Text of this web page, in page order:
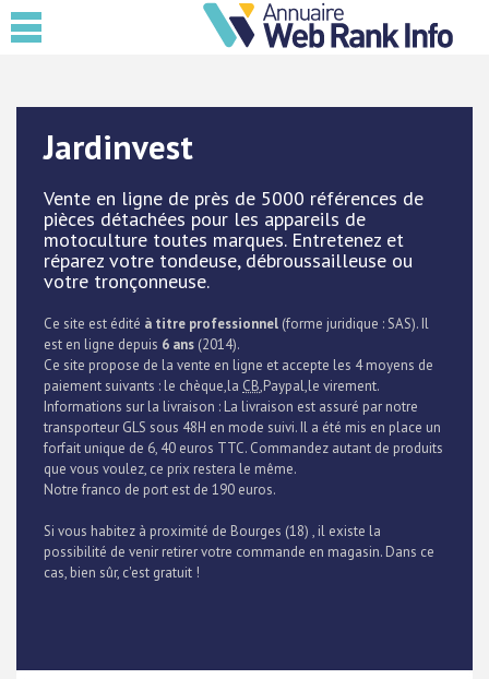
Jardinvest
Vente en ligne de près de 5000 références de
pièces détachées pour les appareils de
motoculture toutes marques. Entretenez et
réparez votre tondeuse, débroussailleuse ou
votre tronçonneuse.
Ce site est édité à titre professionnel (forme juridique : SAS). Il
est en ligne depuis 6 ans (2014).
Ce site propose de la vente en ligne et accepte les 4 moyens de
paiement suivants : le chèque,la CB,Paypal,le virement.
Informations sur la livraison : La livraison est assuré par notre
transporteur GLS sous 48H en mode suivi. Il a été mis en place un
forfait unique de 6, 40 euros TTC. Commandez autant de produits
que vous voulez, ce prix restera le même.
Notre franco de port est de 190 euros.
Si vous habitez à proximité de Bourges (18) , il existe la
possibilité de venir retirer votre commande en magasin. Dans ce
cas, bien sûr, c'est gratuit !